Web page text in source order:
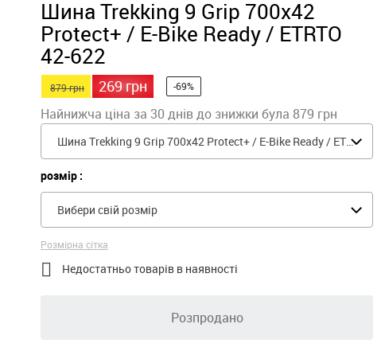
Шина Trekking 9 Grip 700x42
Protect+ / E-Bike Ready / ETRTO
42-622
879 грн 269 грн -69%
Найнижча ціна за 30 днів до знижки була 879 грн
Шина Trekking 9 Grip 700x42 Protect+ / E-Bike Ready / ETRTO 42-622
розмір :
Вибери свій розмір
Розмірна сітка
 Недостатньо товарів в наявності
Розпродано